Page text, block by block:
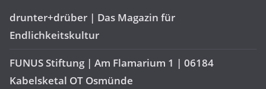
drunter+drüber | Das Magazin für
Endlichkeitskultur
FUNUS Stiftung | Am Flamarium 1 | 06184
Kabelsketal OT Osmünde